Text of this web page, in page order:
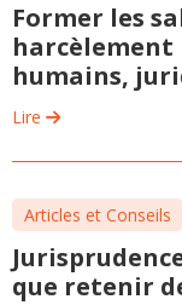
Former les
harcèlement
humains,
Lire
Articles et Conseils
que retenir